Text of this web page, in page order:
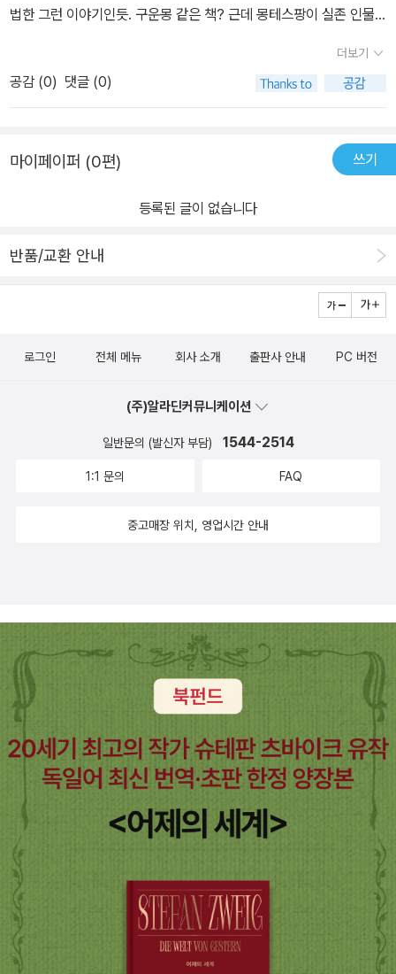
법한 그런 이야기인듯. 구운몽 같은 책? 근데 몽테스팡이 실존 인물
다. 태양왕 루이 14세는 중학교때쯤 들었을법한.....20년도 넘어가는
아득한 기억속이고. 무소불위의 막강권력을 자랑하는.....프랑스의 모
든 여자는 다 자기껏이어도 되는 그런 왕 루이 14세 시대에...몽테스
한 갖은 고행이 그려져있는 책이다. 말그대로 정말 수난기.......그래
몽테스팡의 자식들..... http://blog.daum.net/elara1020/84644
수한 선남선녀들이었던듯. 어쨌든.....몽테스팡 후작의 부인은 매력도
실화인가?왕의 권력에 정면으로 도전하는 그 모습은.....그것도 사랑
종종 있었다. 가난한데도 귀족이라서 체면 차리고 사는 모습들....엽기
상상이 잘되는 모습들이었다. 오쟁이 진.......사슴뿔을 머리에 달고다
니는 모습은 잘 안그려지지만서도... 사전도 찾아봤다는... 중간에 막
고 하는 장면이 나오는데...작가를 살짝 끼워넣은 것 같다. 그부분도
의 시리즈는 그런 색깔이 덜한듯 하고....자주 읽는 알랭 드 보통은..에
고...........영 책읽을 시간이 나질 않네. ㅠ.ㅠ아, 그리고 지하철에서 들
고다니면서 읽기엔 살짝 민망한 부분들도 있었다. ^^
더보기
공감 (0) 댓글 (0)
마이페이퍼 (0편) 쓰기
등록된 글이 없습니다
반품/교환 안내
로그인 전체 메뉴 회사 소개 출판사 안내 PC 버전
(주)알라딘커뮤니케이션
일반문의 (발신자 부담) 1544-2514
1:1 문의 FAQ
중고매장 위치, 영업시간 안내